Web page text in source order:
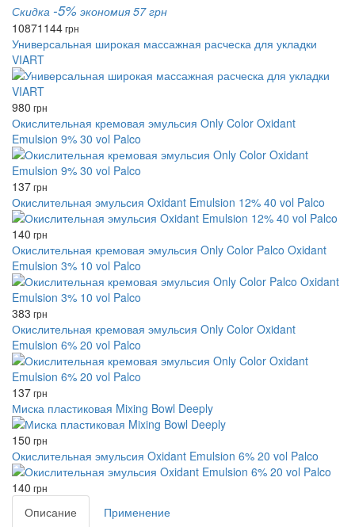
Скидка -5% экономия 57 грн
10871144грн
Универсальная широкая массажная расческа для укладки
VIART
980 грн
Окислительная кремовая эмульсия Only Color Oxidant
Emulsion 9% 30 vol Palco
137грн
Окислительная эмульсия Oxidant Emulsion 12% 40 vol Palco
140 грн
Окислительная кремовая эмульсия Only Color Palco Oxidant
Emulsion 3% 10 vol Palco
383 грн
Окислительная кремовая эмульсия Only Color Oxidant
Emulsion 6% 20 vol Palco
137грн
Миска пластиковая Mixing Bowl Deeply
150 грн
Окислительная эмульсия Oxidant Emulsion 6% 20 vol Palco
140 грн
Описание Применение